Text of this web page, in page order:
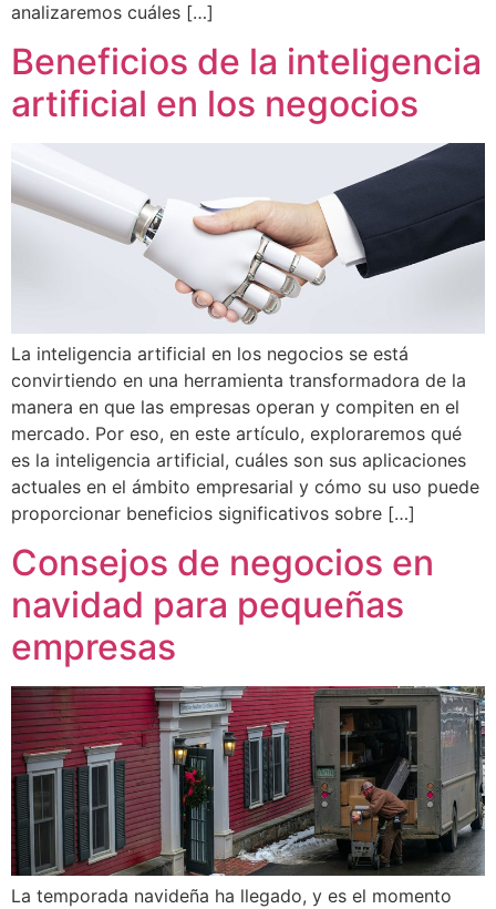
analizaremos cuáles […]
Beneficios de la inteligencia
artificial en los negocios
La inteligencia artificial en los negocios se está
convirtiendo en una herramienta transformadora de la
manera en que las empresas operan y compiten en el
mercado. Por eso, en este artículo, exploraremos qué
es la inteligencia artificial, cuáles son sus aplicaciones
actuales en el ámbito empresarial y cómo su uso puede
proporcionar beneficios significativos sobre […]
Consejos de negocios en
navidad para pequeñas
empresas
La temporada navideña ha llegado, y es el momento